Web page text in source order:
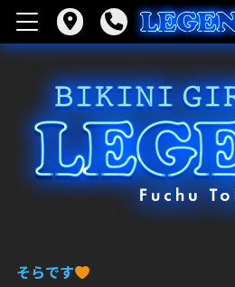
そらです